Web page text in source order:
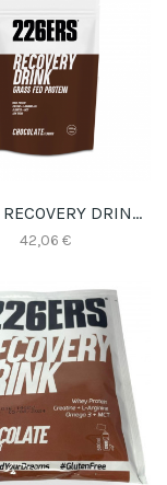
226ERS RECOVERY DRINK 1KG CHOCOLATE
42,06 €